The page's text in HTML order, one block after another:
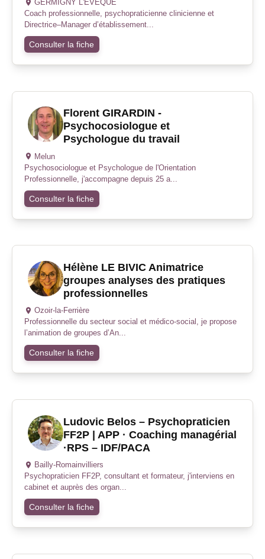
GERMIGNY L'EVEQUE
Coach professionnelle, psychopraticienne clinicienne et
Directrice–Manager d’établissement...
Consulter la fiche
Florent GIRARDIN -
Psychocosiologue et
Psychologue du travail
Melun
Psychosociologue et Psychologue de l'Orientation
Professionnelle, j'accompagne depuis 25 a...
Consulter la fiche
Hélène LE BIVIC Animatrice
groupes analyses des pratiques
professionnelles
Ozoir-la-Ferrière
Professionnelle du secteur social et médico-social, je propose
l’animation de groupes d’An...
Consulter la fiche
Ludovic Belos – Psychopraticien
FF2P | APP · Coaching managérial
·RPS – IDF/PACA
Bailly-Romainvilliers
Psychopraticien FF2P, consultant et formateur, j'interviens en
cabinet et auprès des organ...
Consulter la fiche